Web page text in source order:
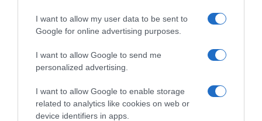
I want to allow my user data to be sent to
Google for online advertising purposes.
I want to allow Google to send me
personalized advertising.
I want to allow Google to enable storage
related to analytics like cookies on web or
device identifiers in apps.
Παρακαλώ Περιμένετε...
ΔΕΥΤΕΡΑ – ΡΕΜΟΣ ΑΝΤΩΝΗΣ